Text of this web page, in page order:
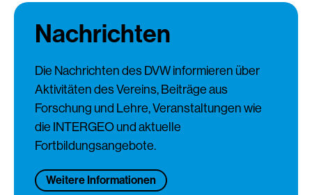
Nachrichten
Die Nachrichten des DVW informieren über
Aktivitäten des Vereins, Beiträge aus
Forschung und Lehre, Veranstaltungen wie
die INTERGEO und aktuelle
Fortbildungsangebote.
Weitere Informationen